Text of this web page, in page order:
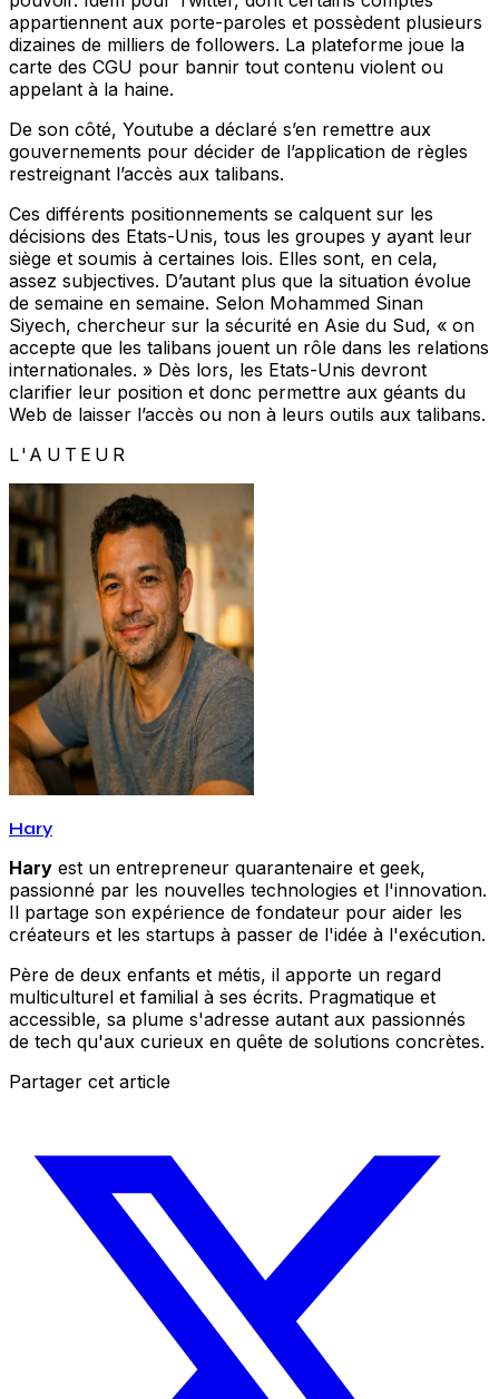
appartiennent aux porte-paroles et possèdent plusieurs
dizaines de milliers de followers. La plateforme joue la
carte des CGU pour bannir tout contenu violent ou
appelant à la haine.
De son côté, Youtube a déclaré s’en remettre aux
gouvernements pour décider de l’application de règles
restreignant l’accès aux talibans.
Ces différents positionnements se calquent sur les
décisions des Etats-Unis, tous les groupes y ayant leur
siège et soumis à certaines lois. Elles sont, en cela,
assez subjectives. D’autant plus que la situation évolue
de semaine en semaine. Selon Mohammed Sinan
Siyech, chercheur sur la sécurité en Asie du Sud, « on
accepte que les talibans jouent un rôle dans les relations
internationales. » Dès lors, les Etats-Unis devront
clarifier leur position et donc permettre aux géants du
Web de laisser l’accès ou non à leurs outils aux talibans.
L'AUTEUR
Hary
Hary est un entrepreneur quarantenaire et geek,
passionné par les nouvelles technologies et l'innovation.
Il partage son expérience de fondateur pour aider les
créateurs et les startups à passer de l'idée à l'exécution.
Père de deux enfants et métis, il apporte un regard
multiculturel et familial à ses écrits. Pragmatique et
accessible, sa plume s'adresse autant aux passionnés
de tech qu'aux curieux en quête de solutions concrètes.
Partager cet article